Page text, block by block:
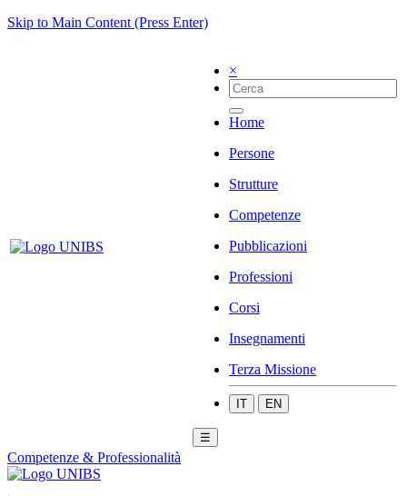
Skip to Main Content (Press Enter)
×
Home
Persone
Strutture
Competenze
Pubblicazioni
Professioni
Corsi
Insegnamenti
Terza Missione
IT EN
☰
Competenze & Professionalità